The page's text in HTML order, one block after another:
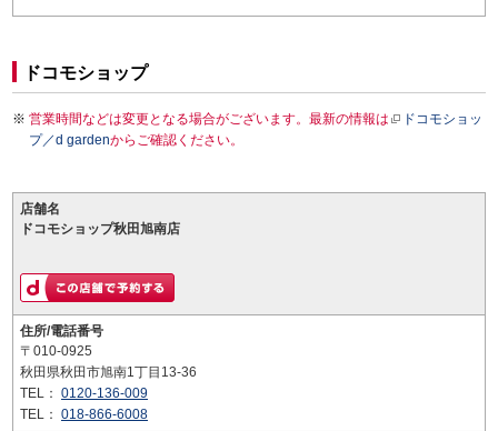
ドコモショップ
営業時間などは変更となる場合がございます。最新の情報は
ドコモショッ
プ／d gardenからご確認ください。
店舗名
ドコモショップ秋田旭南店
住所/電話番号
〒010-0925
秋田県秋田市旭南1丁目13-36
TEL： 0120-136-009
TEL： 018-866-6008